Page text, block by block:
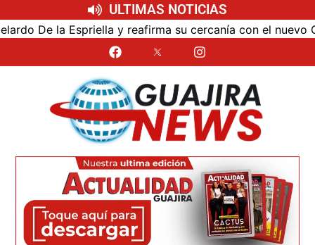
ULTIMAS NOTICIAS
su cercanía con el nuevo Gobierno